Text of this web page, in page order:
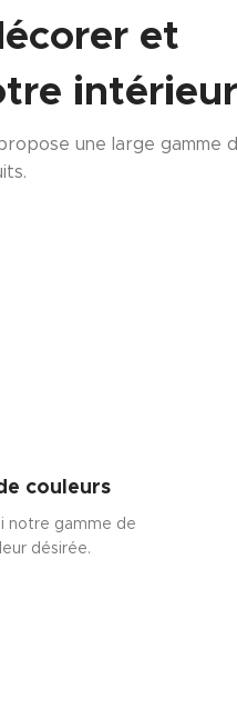
et
intérieur
une large gamme
couleurs
notre gamme de
désirée.